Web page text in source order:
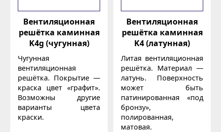
Вентиляционная
решётка каминная
K4g (чугунная)
Чугунная
вентиляционная
решётка. Покрытие —
краска цвет «графит».
Возможны другие
варианты цвета
краски.
Вентиляционная
решётка каминная
K4 (латунная)
Литая вентиляционная
решётка. Материал —
латунь. Поверхность
может быть
патинированная «под
бронзу»,
полированная,
матовая.